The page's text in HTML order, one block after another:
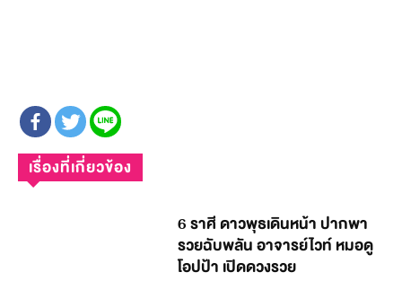
เรื่องที่เกี่ยวข้อง
6 ราศี ดาวพุธเดินหน้า ปากพา
รวยฉับพลัน อาจารย์ไวท์ หมอดู
โอปป้า เปิดดวงรวย